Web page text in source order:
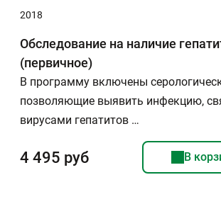
2018
Обследование на наличие
(первичное)
В программу включены
позволяющие выявить инфекцию,
вирусами гепатитов …
4 495 руб В